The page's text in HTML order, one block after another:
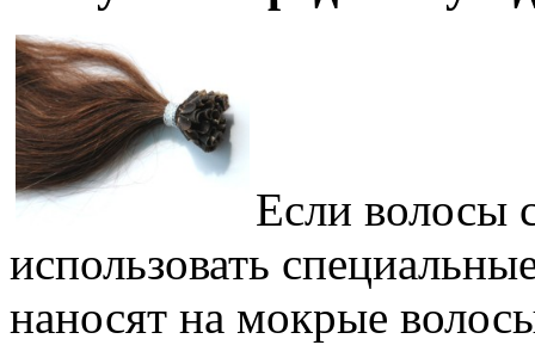
Если волосы
использовать
наносят на мокрые